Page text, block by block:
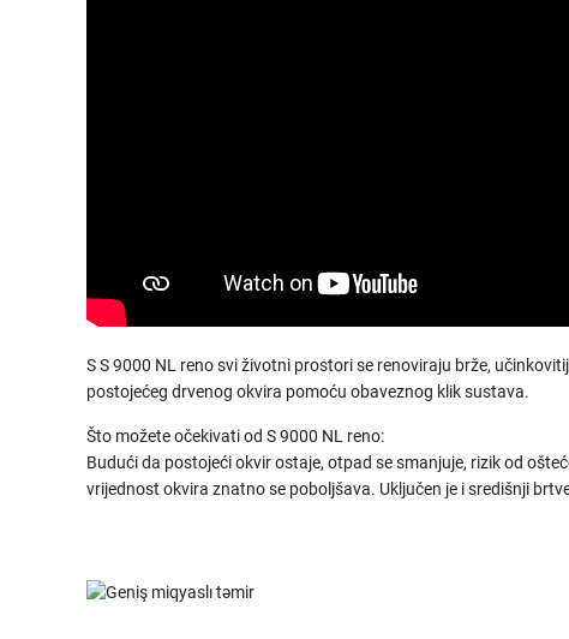
S S 9000 NL reno svi životni prostori se renoviraju brže,
postojećeg drvenog okvira pomoću obaveznog klik sustava.
Što možete očekivati od S 9000 NL reno:
Budući da postojeći okvir ostaje, otpad se smanjuje, rizik od
vrijednost okvira znatno se poboljšava. Uključen je i središnji